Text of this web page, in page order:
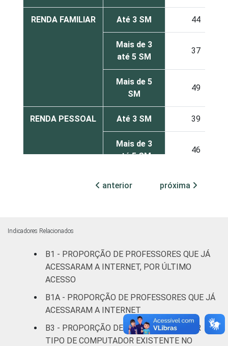
RENDA FAMILIAR Até 3 SM 44
Mais de 3
até 5 SM
37
Mais de 5
SM
49
RENDA PESSOAL Até 3 SM 39
Mais de 3
até 5 SM
46
Mais de 5
54
Oeste
58
Sudeste
Sul 50
anterior próxima
Indicadores Relacionados
B1 - PROPORÇÃO DE PROFESSORES QUE JÁ
ACESSARAM A INTERNET, POR ÚLTIMO
ACESSO
B1A - PROPORÇÃO DE PROFESSORES QUE JÁ
ACESSARAM A INTERNET
B3 - PROPORÇÃO DE PROFESSORES, POR
TIPO DE COMPUTADOR EXISTENTE NO